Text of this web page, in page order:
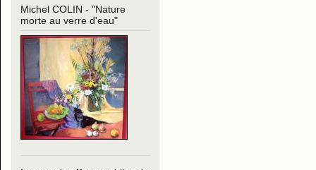
Michel COLIN - "Nature
morte au verre d'eau"